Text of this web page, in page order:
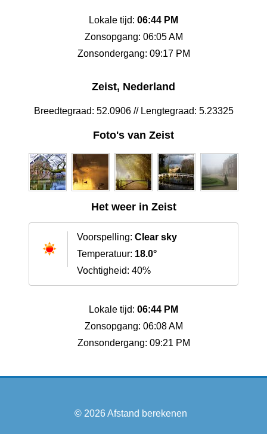
Lokale tijd: 06:44 PM
Zonsopgang: 06:05 AM
Zonsondergang: 09:17 PM
Zeist, Nederland
Breedtegraad: 52.0906 // Lengtegraad: 5.23325
Foto's van Zeist
Het weer in Zeist
Voorspelling: Clear sky
Temperatuur: 18.0°
Vochtigheid: 40%
Lokale tijd: 06:44 PM
Zonsopgang: 06:08 AM
Zonsondergang: 09:21 PM
© 2026Afstand berekenen